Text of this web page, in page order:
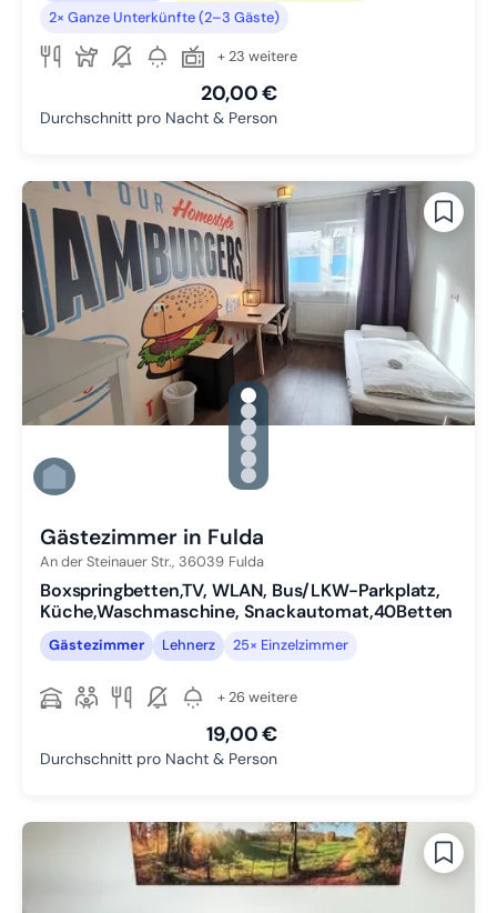
2× Ganze Unterkünfte (2–3 Gäste)
+ 23 weitere
20,00 €
Durchschnitt pro Nacht & Person
gallery.slide_selector
Zu Slide 1 wechseln
Zu Slide 2 wechseln
Zu Slide 3 wechseln
Zu Slide 4 wechseln
Zu Slide 5 wechseln
Zu Slide 6 wechseln
Gästezimmer in Fulda
An der Steinauer Str., 36039 Fulda
Boxspringbetten,TV, WLAN, Bus/LKW-Parkplatz,
Küche,Waschmaschine, Snackautomat,40Betten
Gästezimmer Lehnerz 25× Einzelzimmer
+ 26 weitere
19,00 €
Durchschnitt pro Nacht & Person